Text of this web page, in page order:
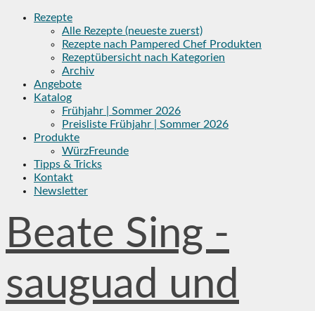
Skip
Rezepte
Alle Rezepte (neueste zuerst)
Rezepte nach Pampered Chef Produkten
Rezeptübersicht nach Kategorien
Archiv
Angebote
Katalog
Frühjahr | Sommer 2026
Preisliste Frühjahr | Sommer 2026
Produkte
WürzFreunde
Tipps & Tricks
Kontakt
Newsletter
Beate Sing -
sauguad und